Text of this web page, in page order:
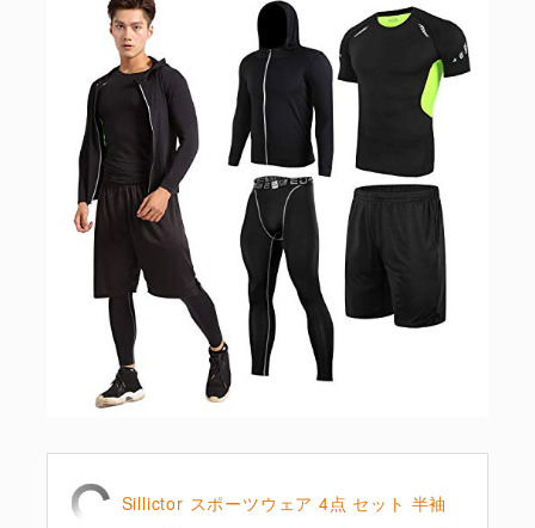
Sillictor スポーツウェア 4点 セット 半袖